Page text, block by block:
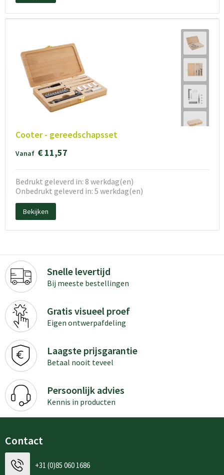
Cooter - gereedschapsset
Vanaf € 11,57
Bedrukt geleverd in: 8 werkdag(en)
Onbedrukt geleverd in: 5 werkdag(en)
Bekijken
Snelle levertijd
Bij meeste bestellingen
Gratis visueel proef
Eigen ontwerpafdeling
Laagste prijsgarantie
Betaal nooit teveel
Persoonlijk advies
Kennis in producten
Contact
+31 (0)85 060 1686